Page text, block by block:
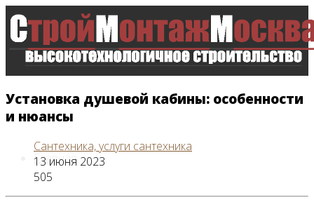
Главная
Установка душевой кабины: особенности
и нюансы
Сантехника, услуги сантехника
13 июня 2023
505